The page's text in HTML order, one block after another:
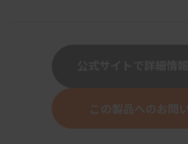
この製品へのお問